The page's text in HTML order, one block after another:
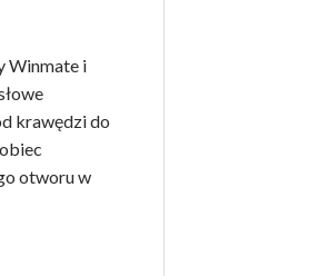
Winmate i
krawędzi do
otworu w